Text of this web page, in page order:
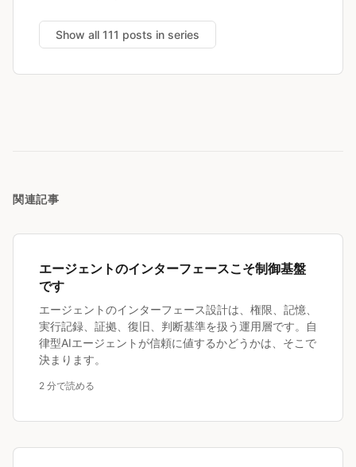
Show all 111 posts in series
関連記事
エージェントのインターフェースこそ制御基盤
です
エージェントのインターフェース設計は、権限、記憶、
実行記録、証拠、復旧、判断基準を扱う運用層です。自
律型AIエージェントが信頼に値するかどうかは、そこで
決まります。
2 分で読める